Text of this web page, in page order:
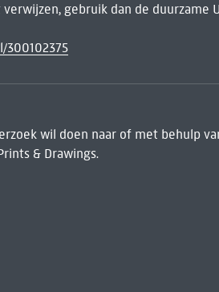
gebruik dan de duurzame
300102375
wil doen naar of met behulp
& Drawings.